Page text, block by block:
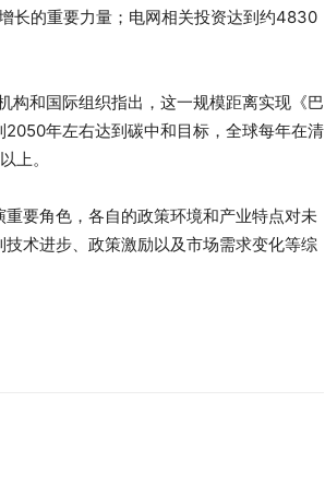
长的重要力量；电网相关投资达到约4830
构和国际组织指出，这一规模距离实现《巴
年左右达到碳中和目标，全球每年在清
上。
要角色，各自的政策环境和产业特点对未
术进步、政策激励以及市场需求变化等综